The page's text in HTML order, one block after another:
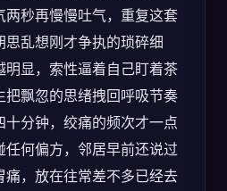
两秒再慢慢吐气，重复这套
乱想刚才争执的琐碎细
明显，索性逼着自己盯着茶
把飘忽的思绪拽回呼吸节奏
十分钟，绞痛的频次才一点
任何偏方，邻居早前还说过
痛，放在往常差不多已经去